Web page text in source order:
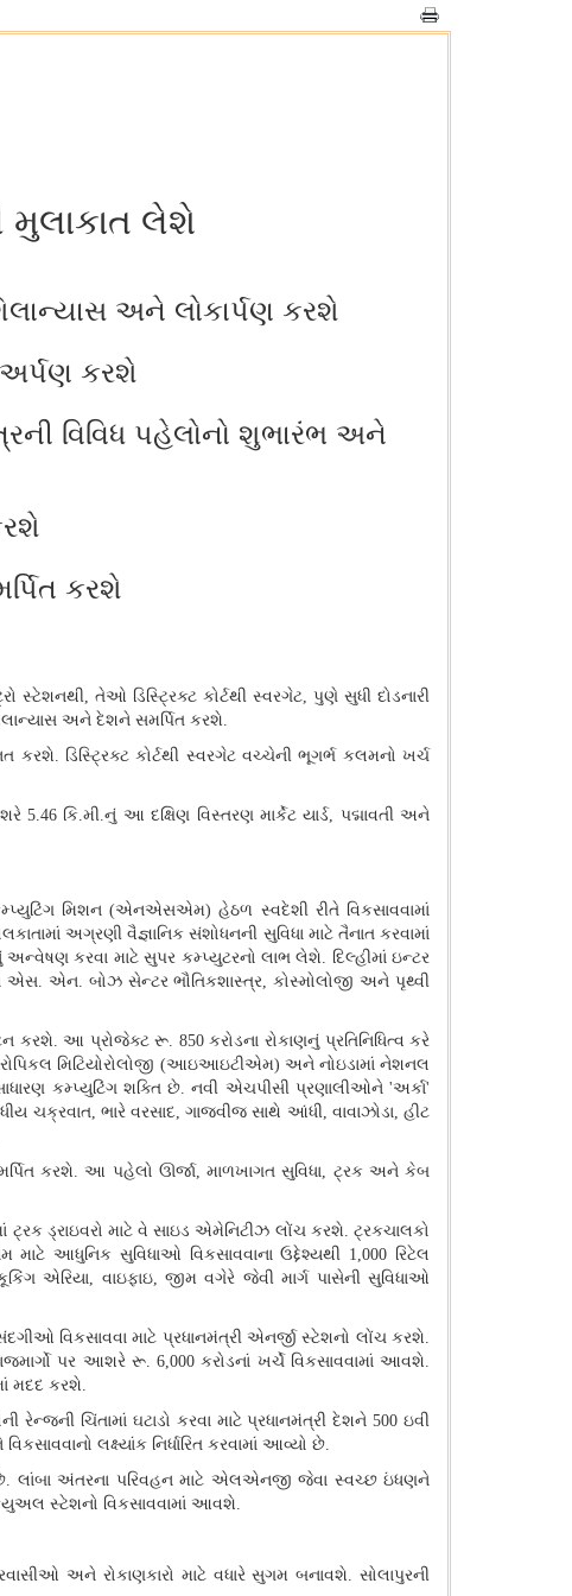
મુલાકાત લેશે
અને લોકાર્પણ કરશે
કરશે
વિવિધ પહેલોનો શુભારંભ અને
કરશે
સ્ટેશનથી, તેઓ ડિસ્ટ્રિક્ટ કોર્ટથી સ્વરગેટ, પુણે સુધી દોડનારી
અને દેશને સમર્પિત કરશે.
કરશે. ડિસ્ટ્રિક્ટ કોર્ટથી સ્વરગેટ વચ્ચેની ભૂગર્ભ કલમનો ખર્ચ
5.46 કિ.મી.નું આ દક્ષિણ વિસ્તરણ માર્કેટ યાર્ડ, પદ્માવતી અને
મિશન(એનએસએમ)હેઠળ સ્વદેશી રીતે વિકસાવવામાં
અગ્રણી વૈજ્ઞાનિક સંશોધનની સુવિધા માટે તૈનાત કરવામાં
કરવા માટે સુપર કમ્પ્યુટરનો લાભ લેશે. દિલ્હીમાં ઇન્ટર
એસ. એન. બોઝ સેન્ટર ભૌતિકશાસ્ત્ર,કોસ્મોલોજી અને પૃથ્વી
કરશે.આ પ્રોજેક્ટ રૂ. 850કરોડના રોકાણનું પ્રતિનિધિત્વ કરે
મિટિયોરોલોજી (આઇઆઇટીએમ) અને નોઇડામાં નેશનલ
કમ્પ્યુટિંગ શક્તિ છે.નવી એચપીસી પ્રણાલીઓને'અર્કા'
ચક્રવાત, ભારે વરસાદ,ગાજવીજ સાથે આંધી, વાવાઝોડા,હીટ
કરશે.આ પહેલો ઊર્જા,માળખાગત સુવિધા, ટ્રક અને કેબ
ટ્રક ડ્રાઇવરો માટે વે સાઇડ એમેનિટીઝ લોંચ કરશે. ટ્રકચાલકો
આધુનિક સુવિધાઓ વિકસાવવાના ઉદ્દેશ્યથી 1,000 રિટેલ
એરિયા, વાઇફાઇ,જીમ વગેરે જેવી માર્ગ પાસેની સુવિધાઓ
વિકસાવવા માટે પ્રધાનમંત્રી એનર્જી સ્ટેશનો લોંચ કરશે.
પર આશરે રૂ. 6,000કરોડનાં ખર્ચે વિકસાવવામાં આવશે.
મદદ કરશે.
ચિંતામાં ઘટાડો કરવા માટે પ્રધાનમંત્રી દેશને500ઇવી
વિકસાવવાનો લક્ષ્યાંક નિર્ધારિત કરવામાં આવ્યો છે.
. લાંબા અંતરના પરિવહન માટે એલએનજી જેવા સ્વચ્છ ઇંધણને
સ્ટેશનો વિકસાવવામાં આવશે.
અને રોકાણકારો માટે વધારે સુગમ બનાવશે.સોલાપુરની